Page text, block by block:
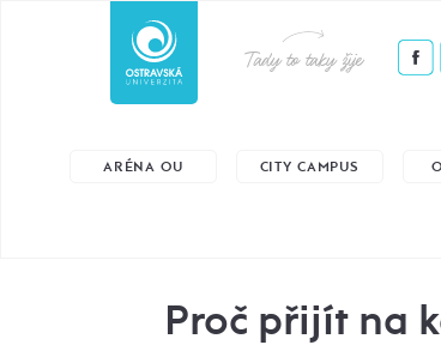
Tady to taky žije
ARÉNA OU CITY CAMPUS
Proč přijít na